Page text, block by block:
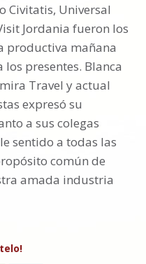
Civitatis, Universal
Jordania fueron los
productiva mañana
presentes. Blanca
Travel y actual
expresó su
a sus colegas
sentido a todas las
común de
amada industria